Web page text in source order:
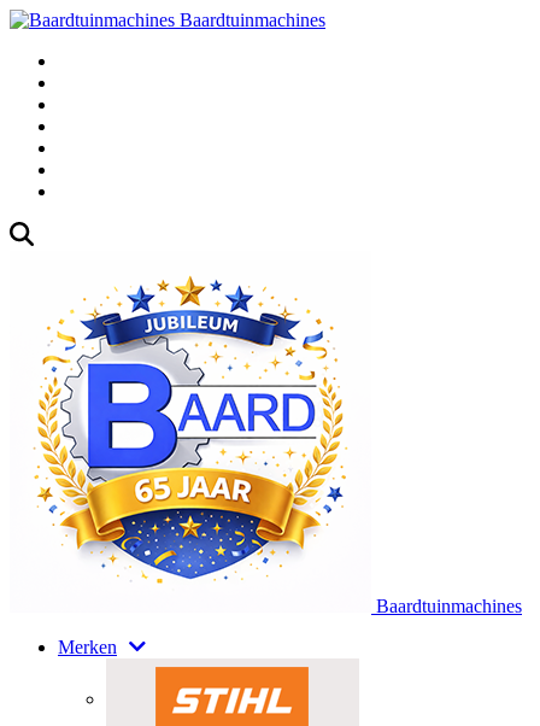
Baardtuinmachines
Baardtuinmachines
Merken